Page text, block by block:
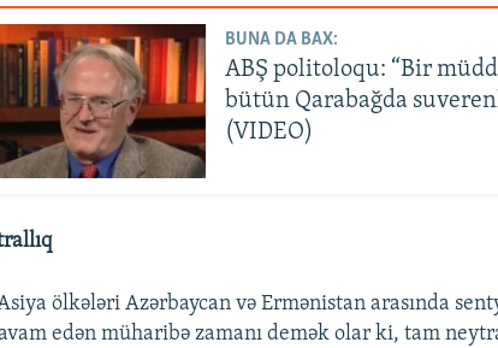
BUNA DA BAX:
ABŞ politoloqu: “Bir
bütün Qarabağda
(VIDEO)
ölkələri Azərbaycan və Ermənistan arasında
edən müharibə zamanı demək olar ki, tam